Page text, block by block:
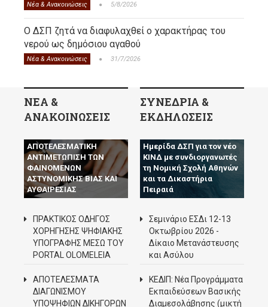
Νέα & Ανακοινώσεις 5/8/2026
Ο ΔΣΠ ζητά να διαφυλαχθεί ο χαρακτήρας του
νερού ως δημόσιου αγαθού
Νέα & Ανακοινώσεις 31/7/2026
ΝΕΑ &
ΑΝΑΚΟΙΝΩΣΕΙΣ
ΑΠΟΤΕΛΕΣΜΑΤΙΚΗ
ΑΝΤΙΜΕΤΩΠΙΣΗ ΤΩΝ
ΦΑΙΝΟΜΕΝΩΝ
ΑΣΤΥΝΟΜΙΚΗΣ ΒΙΑΣ ΚΑΙ
ΑΥΘΑΙΡΕΣΙΑΣ
ΠΡΑΚΤΙΚΟΣ ΟΔΗΓΟΣ
ΧΟΡΗΓΗΣΗΣ ΨΗΦΙΑΚΗΣ
ΥΠΟΓΡΑΦΗΣ ΜΕΣΩ ΤΟΥ
PORTAL OLOMELEIA
ΑΠΟΤΕΛΕΣΜΑΤΑ
ΔΙΑΓΩΝΙΣΜΟΥ
ΥΠΟΨΗΦΙΩΝ ΔΙΚΗΓΟΡΩΝ
ΣΥΝΕΔΡΙΑ &
ΕΚΔΗΛΩΣΕΙΣ
Ημερίδα ΔΣΠ για τον νέο
ΚΙΝΔ με συνδιοργανωτές
τη Νομική Σχολή Αθηνών
και τα Δικαστήρια
Πειραιά
Σεμινάριο ΕΣΔι 12-13
Οκτωβρίου 2026 -
Δίκαιο Μετανάστευσης
και Ασύλου
ΚΕΔΙΠ: Νέα Προγράμματα
Εκπαιδεύσεων Βασικής
Διαμεσολάβησης (μικτή